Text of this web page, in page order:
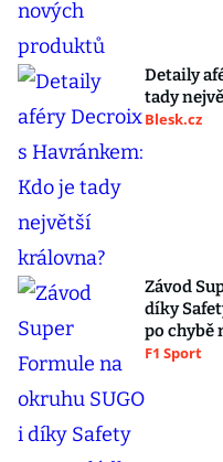
Detaily
tady
Blesk.cz
Závod
díky
po chybě
F1 Sport